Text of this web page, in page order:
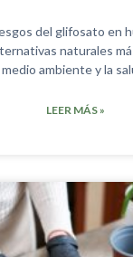
del glifosato en
naturales
medio ambiente y la
LEER MÁS »